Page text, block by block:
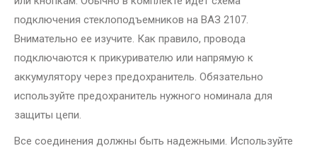
подключения стеклоподъемников на ВАЗ 2107.
Внимательно ее изучите. Как правило, провода
подключаются к прикуривателю или напрямую к
аккумулятору через предохранитель. Обязательно
используйте предохранитель нужного номинала для
защиты цепи.
Все соединения должны быть надежными. Используйте